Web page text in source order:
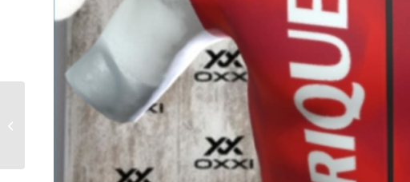
CALENDARIO DE
MONTAÑA: RUTA 15